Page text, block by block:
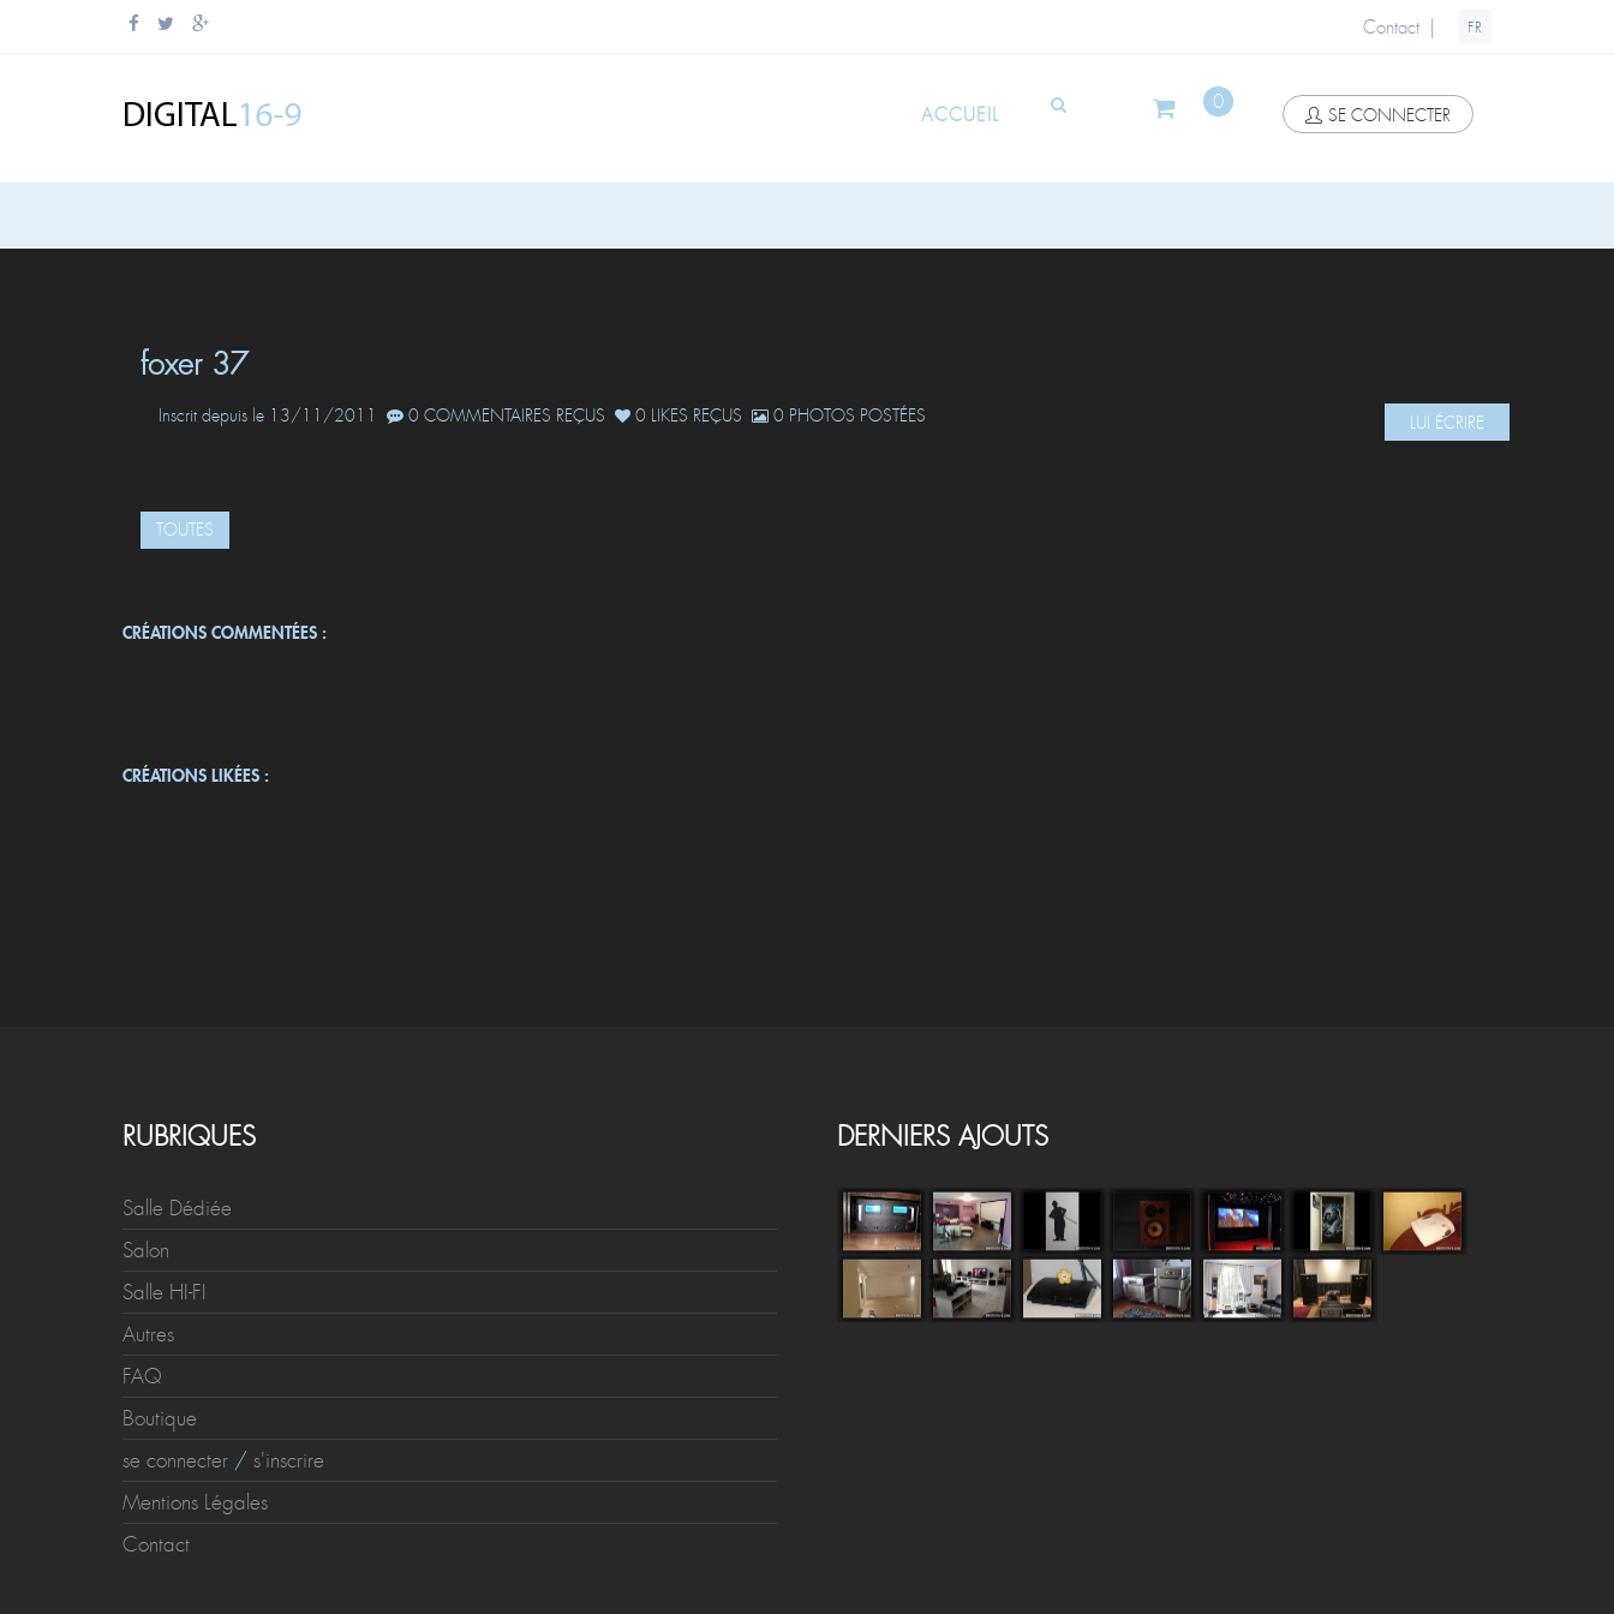
Contact | FR
ACCUEIL
0
SE CONNECTER
foxer 37
Inscrit depuis le 13/11/2011 0 COMMENTAIRES REÇUS 0 LIKES REÇUS 0 PHOTOS POSTÉES LUI ÉCRIRE
TOUTES
CRÉATIONS COMMENTÉES :
CRÉATIONS LIKÉES :
RUBRIQUES
Salle Dédiée
Salon
Salle HI-FI
Autres
FAQ
Boutique
se connecter / s'inscrire
Mentions Légales
Contact
DERNIERS AJOUTS